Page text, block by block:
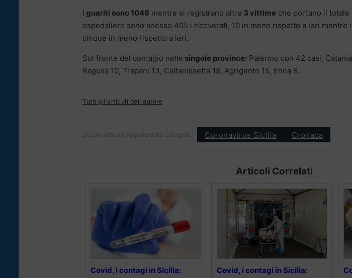
I guariti sono 1048 mentre si registrano altre 3 vittime che portano il totale
ospedaliero sono adesso 405 i ricoverati, 10 in meno rispetto a ieri mentre
cinque in meno rispetto a ieri.
Sul fronte del contagio nelle singole province: Palermo con 42 casi,
Ragusa 10, Trapani 13, Caltanissetta 18, Agrigento 15, Enna 8.
Tutti gli articoli dell'autore
Questo articolo fa parte delle categorie: Coronavirus Sicilia Cronaca
Articoli Correlati
Covid, i contagi in Sicilia:
Covid, i contagi in Sicilia: